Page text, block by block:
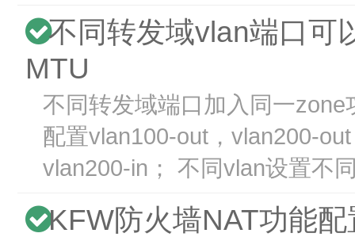
不同转发域vlan端口可
MTU
不同转发域端口加入同一
配置vlan100-out，vlan200-
vlan200-in； 不同vlan设置不
KFW防火墙NAT功能配